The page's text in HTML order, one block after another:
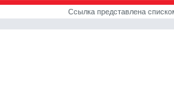
Ссылка представлена